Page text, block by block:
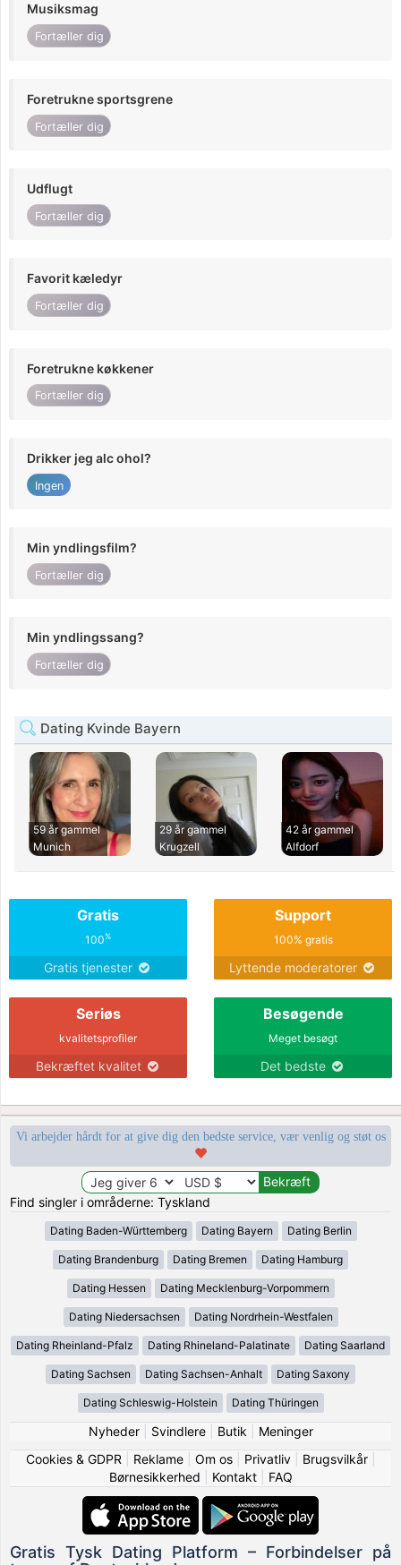
Musiksmag
Fortæller dig
Foretrukne sportsgrene
Fortæller dig
Udflugt
Fortæller dig
Favorit kæledyr
Fortæller dig
Foretrukne køkkener
Fortæller dig
Drikker jeg alc ohol?
Ingen
Min yndlingsfilm?
Fortæller dig
Min yndlingssang?
Fortæller dig
Dating Kvinde Bayern
59 år gammel
Munich
29 år gammel
Krugzell
42 år gammel
Alfdorf
Gratis
100%
Gratis tjenester
Support
100% gratis
Lyttende moderatorer
Seriøs
kvalitetsprofiler
Bekræftet kvalitet
Besøgende
Meget besøgt
Det bedste
Vi arbejder hårdt for at give dig den bedste service, vær venlig og støt os
Find singler i områderne: Tyskland
Dating Baden-Württemberg Dating Bayern Dating Berlin
Dating Brandenburg Dating Bremen Dating Hamburg
Dating Hessen Dating Mecklenburg-Vorpommern
Dating Niedersachsen Dating Nordrhein-Westfalen
Dating Rheinland-Pfalz Dating Rhineland-Palatinate Dating Saarland
Dating Sachsen Dating Sachsen-Anhalt Dating Saxony
Dating Schleswig-Holstein Dating Thüringen
Nyheder| Svindlere| Butik
Meninger
Cookies & GDPR
Reklame| Om os| Privatliv| Brugsvilkår|
Børnesikkerhed
Kontakt| FAQ
Gratis Tysk Dating Platform – Forbindelser på